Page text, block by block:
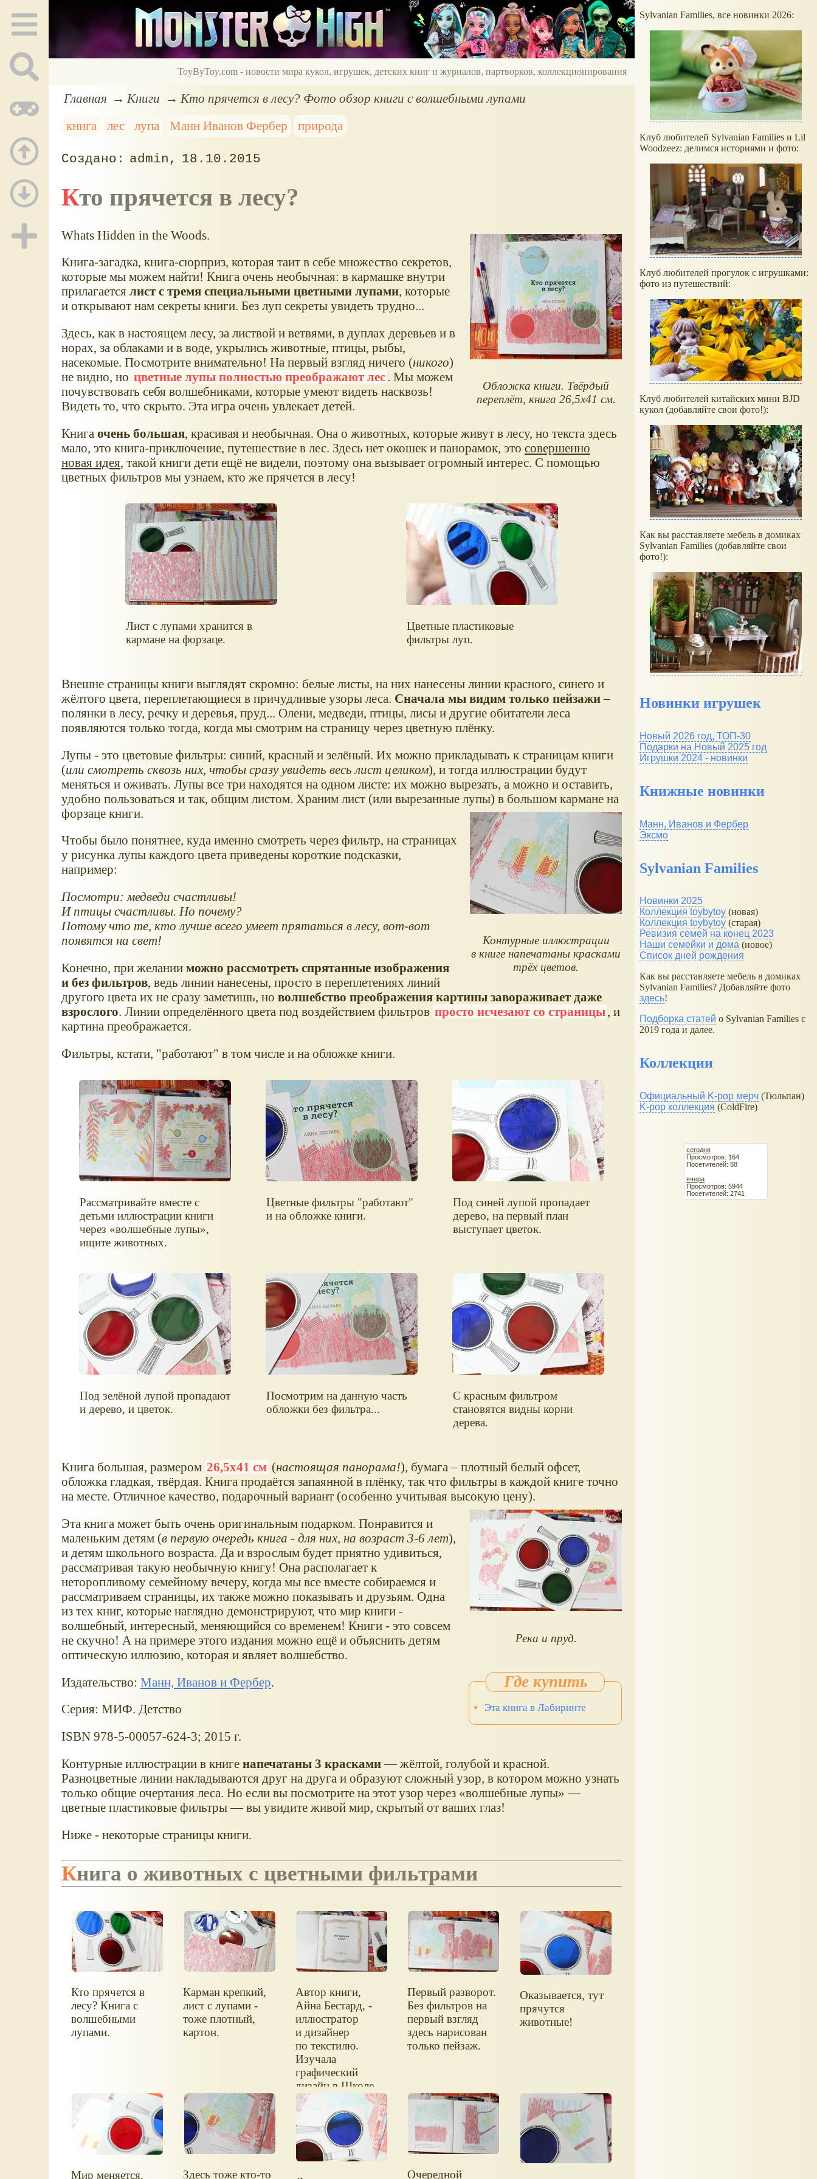
ToyByToy.com - новости мира кукол, игрушек, детских книг и журналов, партворков, коллекционирования
Главная Книги
Кто прячется в лесу? Фото обзор книги с волшебными лупами
книга
лес лупа Манн Иванов Фербер природа
admin 18.10.2015
Кто прячется в лесу?
Whats Hidden in the Woods.
Обложка книги. Твёрдый
переплёт, книга 26,5x41 см.
Книга-загадка, книга-сюрприз, которая таит в себе множество секретов,
которые мы можем найти! Книга очень необычная: в кармашке внутри
прилагается лист с тремя специальными цветными лупами, которые
и открывают нам секреты книги. Без луп секреты увидеть трудно...
Здесь, как в настоящем лесу, за листвой и ветвями, в дуплах деревьев и в
норах, за облаками и в воде, укрылись животные, птицы, рыбы,
насекомые. Посмотрите внимательно! На первый взгляд ничего (никого)
не видно, но цветные лупы полностью преображают лес. Мы можем
почувствовать себя волшебниками, которые умеют видеть насквозь!
Видеть то, что скрыто. Эта игра очень увлекает детей.
Книга очень большая, красивая и необычная. Она о животных, которые живут в лесу, но текста здесь
мало, это книга-приключение, путешествие в лес. Здесь нет окошек и панорамок, это совершенно
новая идея, такой книги дети ещё не видели, поэтому она вызывает огромный интерес. С помощью
цветных фильтров мы узнаем, кто же прячется в лесу!
Лист с лупами хранится в
кармане на форзаце.
Цветные пластиковые
фильтры луп.
Внешне страницы книги выглядят скромно: белые листы, на них нанесены линии красного, синего и
жёлтого цвета, переплетающиеся в причудливые узоры леса. Сначала мы видим только пейзажи–
полянки в лесу, речку и деревья, пруд... Олени, медведи, птицы, лисы и другие обитатели леса
появляются только тогда, когда мы смотрим на страницу через цветную плёнку.
Лупы - это цветовые фильтры: синий, красный и зелёный. Их можно прикладывать к страницам книги
(или смотреть сквозь них, чтобы сразу увидеть весь лист целиком), и тогда иллюстрации будут
меняться и оживать. Лупы все три находятся на одном листе: их можно вырезать, а можно и оставить,
удобно пользоваться и так, общим листом. Храним лист (или вырезанные лупы) в большом кармане на
форзаце книги.
Контурные иллюстрации
в книге напечатаны красками
трёх цветов.
Чтобы было понятнее, куда именно смотреть через фильтр, на страницах
у рисунка лупы каждого цвета приведены короткие подсказки,
например:
Посмотри: медведи счастливы!
И птицы счастливы. Но почему?
Потому что те, кто лучше всего умеет прятаться в лесу, вот-вот
появятся на свет!
Конечно, при желании можно рассмотреть спрятанные изображения
и без фильтров, ведь линии нанесены, просто в переплетениях линий
другого цвета их не сразу заметишь, но волшебство преображения картины завораживает даже
взрослого. Линии определённого цвета под воздействием фильтров просто исчезают со страницы, и
картина преображается.
Фильтры, кстати, "работают" в том числе и на обложке книги.
Рассматривайте вместе с
детьми иллюстрации книги
через «волшебные лупы»,
ищите животных.
Цветные фильтры "работают"
и на обложке книги.
Под синей лупой пропадает
дерево, на первый план
выступает цветок.
Под зелёной лупой пропадают
и дерево, и цветок.
Посмотрим на данную часть
обложки без фильтра...
С красным фильтром
становятся видны корни
дерева.
Книга большая, размером 26,5x41 см (настоящая панорама!), бумага – плотный белый офсет,
обложка гладкая, твёрдая. Книга продаётся запаянной в плёнку, так что фильтры в каждой книге точно
на месте. Отличное качество, подарочный вариант (особенно учитывая высокую цену).
Река и пруд.
Эта книга может быть очень оригинальным подарком. Понравится и
маленьким детям (в первую очередь книга - для них, на возраст 3-6 лет),
и детям школьного возраста. Да и взрослым будет приятно удивиться,
рассматривая такую необычную книгу! Она располагает к
неторопливому семейному вечеру, когда мы все вместе собираемся и
рассматриваем страницы, их также можно показывать и друзьям. Одна
из тех книг, которые наглядно демонстрируют, что мир книги -
волшебный, интересный, меняющийся со временем! Книги - это совсем
не скучно! А на примере этого издания можно ещё и объяснить детям
оптическую иллюзию, которая и являет волшебство.
Эта книга в Лабиринте
Издательство: Манн, Иванов и Фербер
Серия: МИФ. Детство
ISBN 978-5-00057-624-3; 2015 г.
Контурные иллюстрации в книге напечатаны 3 красками— жёлтой, голубой и красной.
Разноцветные линии накладываются друг на друга и образуют сложный узор, в котором можно узнать
только общие очертания леса. Но если вы посмотрите на этот узор через «волшебные лупы» ―
цветные пластиковые фильтры ― вы увидите живой мир, скрытый от ваших глаз!
Ниже - некоторые страницы книги.
Книга о животных с цветными фильтрами
Кто прячется в
лесу? Книга с
волшебными
лупами.
Карман крепкий,
лист с лупами -
тоже плотный,
картон.
Автор книги,
Айна Бестард, -
иллюстратор
и дизайнер
по текстилю.
Изучала
графический
дизайн в Школе
дизайна (ESDi)
в Барселоне.
Первый разворот.
Без фильтров на
первый взгляд
здесь нарисован
только пейзаж.
Оказывается, тут
прячутся
животные!
Мир меняется, Здесь тоже кто-то Очередной
Sylvanian Families, все новинки 2026:
Клуб любителей Sylvanian Families и Lil
Woodzeez: делимся историями и фото:
Клуб любителей прогулок с игрушками:
фото из путешествий:
Клуб любителей китайских мини BJD
кукол (добавляйте свои фото!):
Как вы расставляете мебель в домиках
Sylvanian Families (добавляйте свои
фото!):
Новинки игрушек
Новый 2026 год, ТОП-30
Подарки на Новый 2025 год
Игрушки 2024 - новинки
Книжные новинки
Манн, Иванов и Фербер
Эксмо
Sylvanian Families
Новинки 2025
Коллекция toybytoy (новая)
Коллекция toybytoy (старая)
Ревизия семей на конец 2023
Наши семейки и дома (новое)
Список дней рождения
Как вы расставляете мебель в домиках
Sylvanian Families? Добавляйте фото
здесь!
Подборка статей о Sylvanian Families с
2019 года и далее.
Коллекции
Официальный K-pop мерч (Тюльпан)
K-pop коллекция (ColdFire)
сегодня
Просмотров: 164
Посетителей: 88
вчера
Просмотров: 5944
Посетителей: 2741